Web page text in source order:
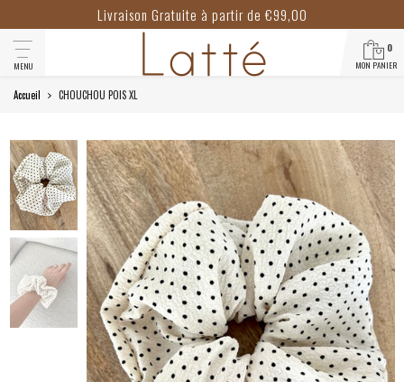
Livraison Gratuite à partir de €99,00
0
MON PANIER
MENU
Accueil CHOUCHOU POIS XL